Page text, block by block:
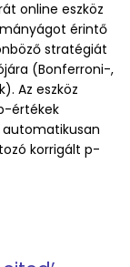
online eszköz
érintő
stratégiát
(Bonferroni-,
Az eszköz
értékek
korrigált p-
megoldás